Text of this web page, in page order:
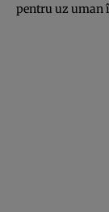
pentru uz uman